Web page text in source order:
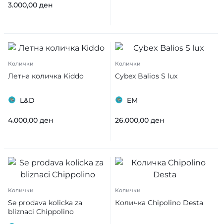
3.000,00 ден
Колички
Летна количка Kiddo
L&D
4.000,00 ден
Колички
Cybex Balios S lux
EM
26.000,00 ден
Колички
Se prodava kolicka za
bliznaci Chippolino
Колички
Количка Chipolino Desta